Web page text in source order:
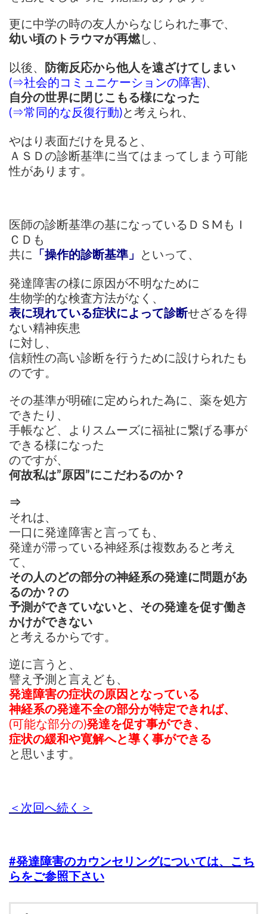
更に中学の時の友人からなじられた事で、
幼い頃のトラウマが再燃し、
以後、
防衛反応から他人を遠ざけてしまい
(⇒社会的コミュニケーションの障害)、
自分の世界に閉じこもる様になった
(⇒常同的な反復行動)と考えられ、
やはり表面だけを見ると、
ＡＳＤの診断基準に当てはまってしまう可能
性があります。
医師の診断基準の基になっているＤＳМもＩ
ＣＤも
共に 「操作的診断基準」 といって、
発達障害の様に原因が不明なために
生物学的な検査方法がなく、
表に現れている症状によって診断せざるを得
ない精神疾患
に対し、
信頼性の高い診断を行うために設けられたも
のです。
その基準が明確に定められた為に、薬を処方
できたり、
手帳など、よりスムーズに福祉に繋げる事が
できる様になった
のですが、
何故私は”原因”にこだわるのか？
⇒
それは、
一口に発達障害と言っても、
発達が滞っている神経系は複数あると考え
て、
その人のどの部分の神経系の発達に問題があ
るのか？の
予測ができていないと、その発達を促す働き
かけができない
と 考えるからです。
逆に言うと、
譬え予測と言えども、
発達障害の症状の原因となっている
神経系の発達不全の部分が特定できれば、
(可能な部分の)発達を促す事ができ、
症状の緩和や寛解へと導く事ができる
と思います。
＜次回へ続く＞
#発達障害のカウンセリングについては、こち
らをご参照下さい